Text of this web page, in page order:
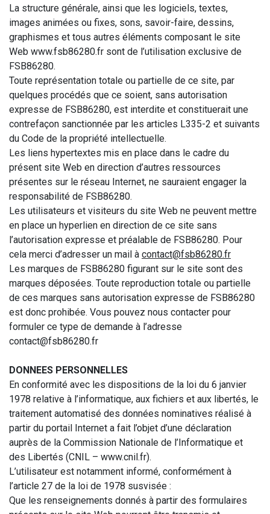
La structure générale, ainsi que les logiciels, textes,
images animées ou fixes, sons, savoir-faire, dessins,
graphismes et tous autres éléments composant le site
Web www.fsb86280.fr sont de l’utilisation exclusive de
FSB86280.
Toute représentation totale ou partielle de ce site, par
quelques procédés que ce soient, sans autorisation
expresse de FSB86280, est interdite et constituerait une
contrefaçon sanctionnée par les articles L335-2 et suivants
du Code de la propriété intellectuelle.
Les liens hypertextes mis en place dans le cadre du
présent site Web en direction d’autres ressources
présentes sur le réseau Internet, ne sauraient engager la
responsabilité de FSB86280.
Les utilisateurs et visiteurs du site Web ne peuvent mettre
en place un hyperlien en direction de ce site sans
l’autorisation expresse et préalable de FSB86280. Pour
cela merci d’adresser un mail à contact@fsb86280.fr
Les marques de FSB86280 figurant sur le site sont des
marques déposées. Toute reproduction totale ou partielle
de ces marques sans autorisation expresse de FSB86280
est donc prohibée. Vous pouvez nous contacter pour
formuler ce type de demande à l’adresse
contact@fsb86280.fr
DONNEES PERSONNELLES
En conformité avec les dispositions de la loi du 6 janvier
1978 relative à l’informatique, aux fichiers et aux libertés, le
traitement automatisé des données nominatives réalisé à
partir du portail Internet a fait l’objet d’une déclaration
auprès de la Commission Nationale de l’Informatique et
des Libertés (CNIL – www.cnil.fr).
L’utilisateur est notamment informé, conformément à
l’article 27 de la loi de 1978 susvisée :
Que les renseignements donnés à partir des formulaires